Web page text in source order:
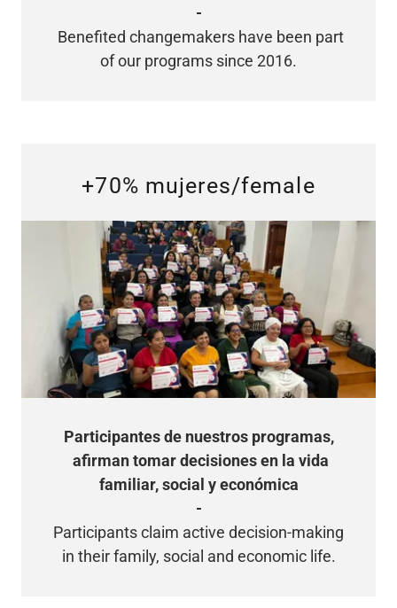
-
Benefited changemakers have been part
of our programs since 2016.
+70% mujeres/female
Participantes de nuestros programas,
afirman tomar decisiones en la vida
familiar, social y económica
-
Participants claim active decision-making
in their family, social and economic life.